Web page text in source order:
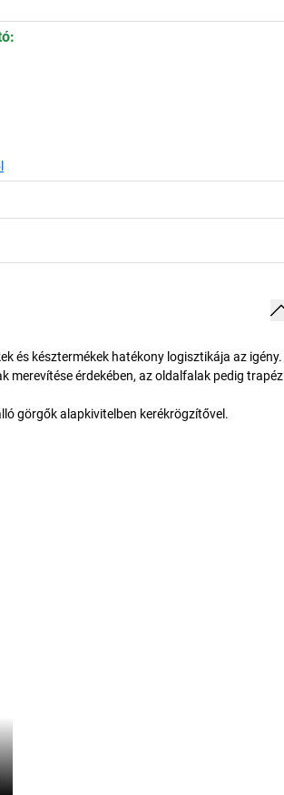
és késztermékek hatékony logisztikája az igény.
merevítése érdekében, az oldalfalak pedig trapéz
görgők alapkivitelben kerékrögzítővel.